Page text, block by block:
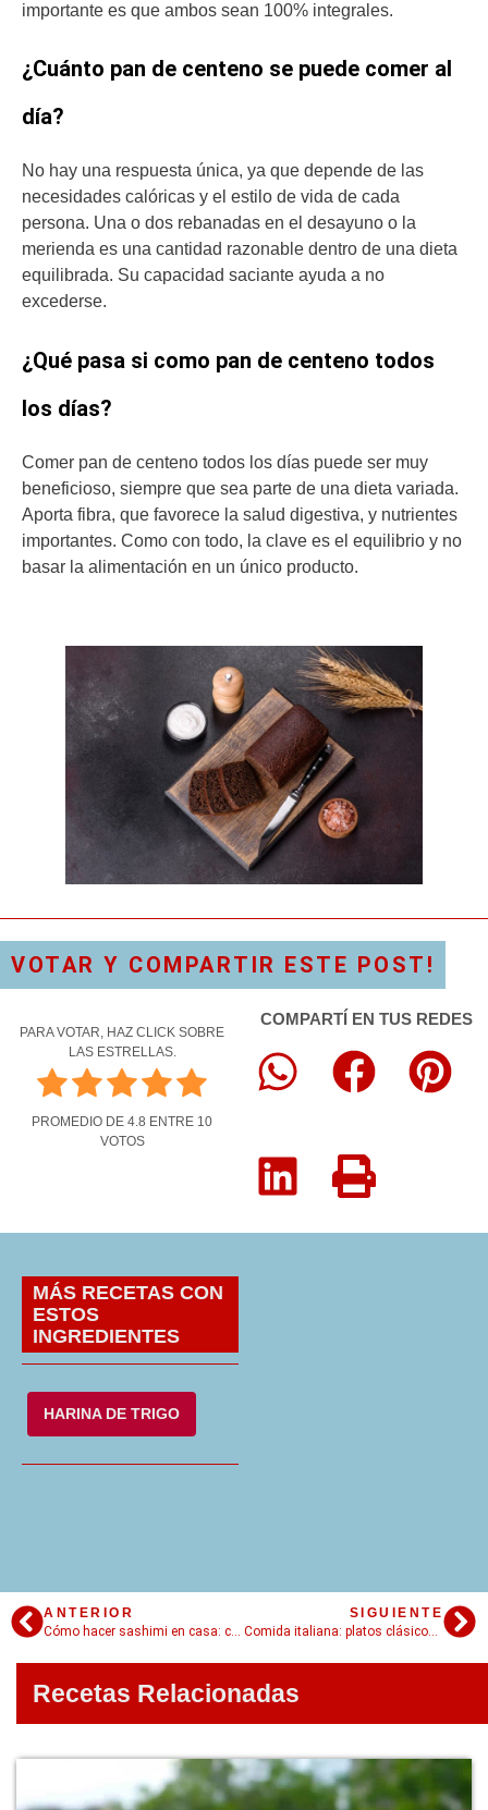
importante es que ambos sean 100% integrales.
¿Cuánto pan de centeno se puede comer al
día?
No hay una respuesta única, ya que depende de las
necesidades calóricas y el estilo de vida de cada
persona. Una o dos rebanadas en el desayuno o la
merienda es una cantidad razonable dentro de una dieta
equilibrada. Su capacidad saciante ayuda a no
excederse.
¿Qué pasa si como pan de centeno todos
los días?
Comer pan de centeno todos los días puede ser muy
beneficioso, siempre que sea parte de una dieta variada.
Aporta fibra, que favorece la salud digestiva, y nutrientes
importantes. Como con todo, la clave es el equilibrio y no
basar la alimentación en un único producto.
VOTAR Y COMPARTIR ESTE POST!
PARA VOTAR, HAZ CLICK SOBRE
LAS ESTRELLAS.
PROMEDIO DE 4.8 ENTRE 10
VOTOS
COMPARTÍ EN TUS REDES
MÁS RECETAS CON
ESTOS
INGREDIENTES
HARINA DE TRIGO
ANTERIOR
Cómo hacer sashimi en casa: cortes, ingredientes y la técnica correcta
SIGUIENTE
Comida italiana: platos clásicos, recetas completa y cómo prepararlos en casa
Recetas Relacionadas